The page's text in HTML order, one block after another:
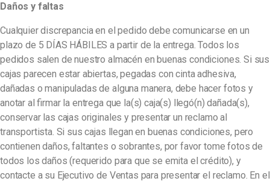
Daños y faltas
Cualquier discrepancia en el pedido debe comunicarse en un
plazo de 5 DÍAS HÁBILES a partir de la entrega. Todos los
pedidos salen de nuestro almacén en buenas condiciones. Si sus
cajas parecen estar abiertas, pegadas con cinta adhesiva,
dañadas o manipuladas de alguna manera, debe hacer fotos y
anotar al firmar la entrega que la(s) caja(s) llegó(n) dañada(s),
conservar las cajas originales y presentar un reclamo al
transportista. Si sus cajas llegan en buenas condiciones, pero
contienen daños, faltantes o sobrantes, por favor tome fotos de
todos los daños (requerido para que se emita el crédito), y
contacte a su Ejecutivo de Ventas para presentar el reclamo. En el